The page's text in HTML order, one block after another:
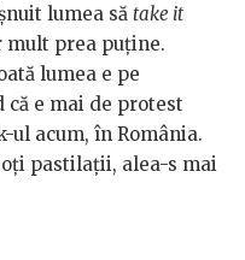
lumea să take it
mult prea puţine.
lumea e pe
că e mai de protest
ul acum, în România.
pastilaţii, alea-s mai